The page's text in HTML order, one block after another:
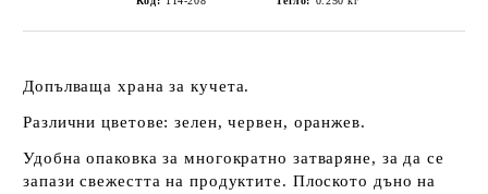
Допълваща храна за кучета.
Различни цветове: зелен, червен, оранжев.
Удобна опаковка за многократно затваряне, за да се
запази свежестта на продуктите. Плоското дъно на